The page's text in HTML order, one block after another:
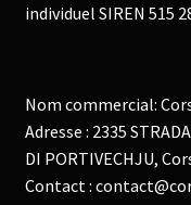
individuel SIREN 515
Nom commercial:
Adresse : 2335
DI PORTIVECHJU,
Contact :